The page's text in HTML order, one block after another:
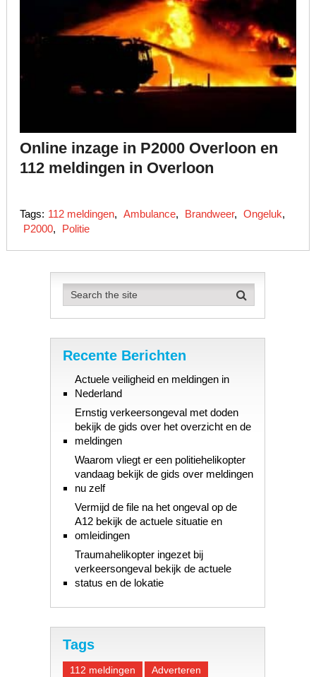
Online inzage in P2000 Overloon en
112 meldingen in Overloon
Tags: 112 meldingen, Ambulance, Brandweer, Ongeluk,
P2000, Politie
Recente Berichten
Actuele veiligheid en meldingen in
Nederland
Ernstig verkeersongeval met doden
bekijk de gids over het overzicht en de
meldingen
Waarom vliegt er een politiehelikopter
vandaag bekijk de gids over meldingen
nu zelf
Vermijd de file na het ongeval op de
A12 bekijk de actuele situatie en
omleidingen
Traumahelikopter ingezet bij
verkeersongeval bekijk de actuele
status en de lokatie
Tags
112 meldingen Adverteren